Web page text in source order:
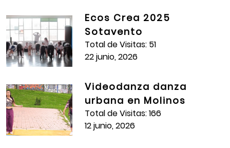
Línea de Atención:
Arte en la Escuela
Total de Visitas:633
Ecos Crea 2025
Sotavento
Total de Visitas: 51
22 junio, 2026
Videodanza danza
urbana en Molinos
Total de Visitas: 166
12 junio, 2026